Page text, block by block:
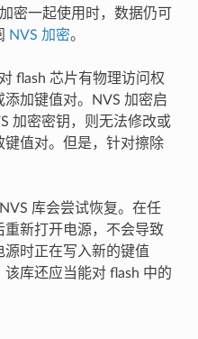
密一起使用时，数据仍可
NVS 加密。
flash 芯片有物理访问权
加键值对。NVS 加密启
加密密钥，则无法修改或
值对。但是，针对擦除
库会尝试恢复。在任
新打开电源，不会导致
时正在写入新的键值
库还应当能对 flash 中的